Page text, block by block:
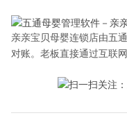
亲亲宝贝母婴连锁店由五
对账。老板直接通过互联